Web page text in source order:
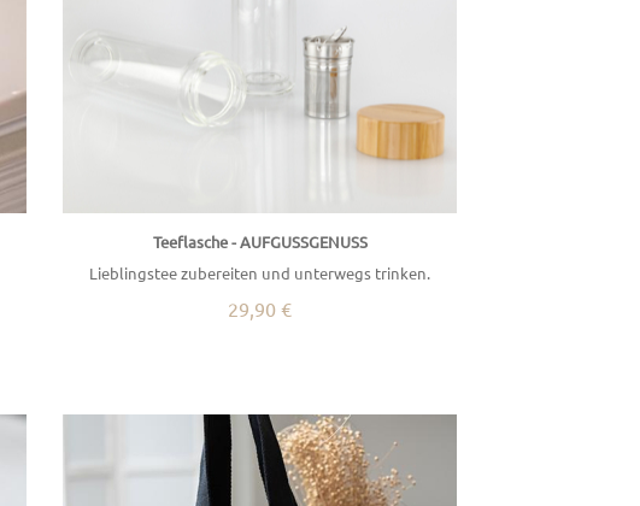
Teeflasche - AUFGUSSGENUSS
Lieblingstee zubereiten und unterwegs trinken.
29,90 €